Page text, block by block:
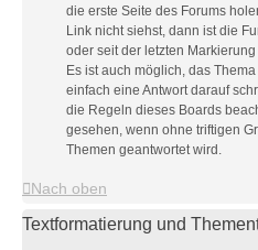
die erste Seite des Forums
Link nicht siehst, dann ist die
oder seit der letzten
Es ist auch möglich, das
einfach eine Antwort darauf
die Regeln dieses Boards
gesehen, wenn ohne triftigen
Themen geantwortet wird.
Nach oben
Textformatierung und